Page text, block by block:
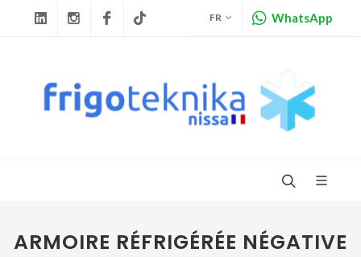
LinkedinInstagramFacebook FR WhatsApp
ARMOIRE RÉFRIGÉRÉE NÉGATIVE